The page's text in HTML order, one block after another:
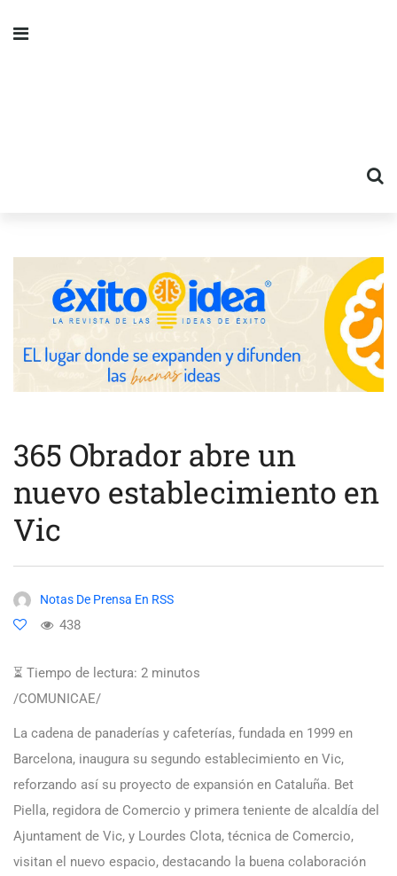
365 Obrador abre un
nuevo establecimiento en
Vic
Notas De Prensa En RSS
438
⏳ Tiempo de lectura: 2 minutos
/COMUNICAE/
La cadena de panaderías y cafeterías, fundada en 1999 en
Barcelona, inaugura su segundo establecimiento en Vic,
reforzando así su proyecto de expansión en Cataluña. Bet
Piella, regidora de Comercio y primera teniente de alcaldía del
Ajuntament de Vic, y Lourdes Clota, técnica de Comercio,
visitan el nuevo espacio, destacando la buena colaboración